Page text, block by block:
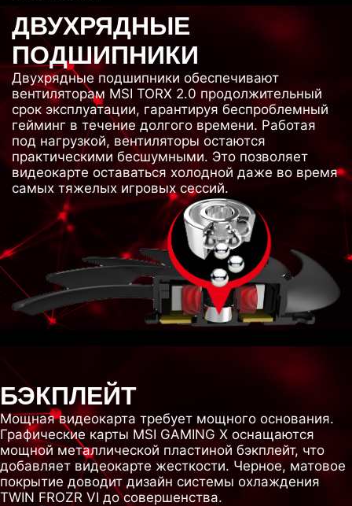
ДВУХРЯДНЫЕ
ПОДШИПНИКИ
Двухрядные подшипники обеспечивают
вентиляторам MSI TORX 2.0 продолжительный
срок эксплуатации, гарантируя беспроблемный
гейминг в течение долгого времени. Работая
под нагрузкой, вентиляторы остаются
практическими бесшумными. Это позволяет
видеокарте оставаться холодной даже во время
самых тяжелых игровых сессий.
БЭКПЛЕЙТ
Мощная видеокарта требует мощного основания.
Графические карты MSI GAMING X оснащаются
мощной металлической пластиной бэкплейт, что
добавляет видеокарте жесткости. Черное, матовое
покрытие доводит дизайн системы охлаждения
TWIN FROZR VI до совершенства.